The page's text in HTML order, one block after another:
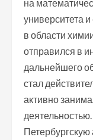
на
университета
в области
отправился в
дальнейшего
стал
активно